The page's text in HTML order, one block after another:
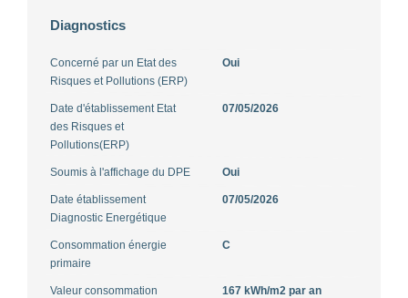
Diagnostics
Concerné par un Etat des
Risques et Pollutions (ERP)
Oui
Date d'établissement Etat
des Risques et
Pollutions(ERP)
07/05/2026
Soumis à l'affichage du DPE Oui
Date établissement
Diagnostic Energétique
07/05/2026
Consommation énergie
primaire
C
Valeur consommation
167 kWh/m2 par an